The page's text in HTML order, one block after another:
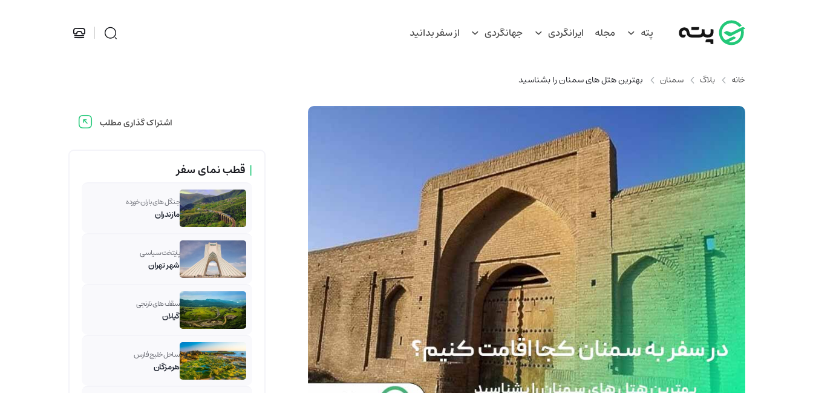
پته مجله ایرانگردی جهانگردی از سفر بدانید
خانه بلاگ سمنان بهترین هتل های سمنان را بشناسید
اشتراک گذاری مطلب
| قطب نمای سفر
جنگل های باران خورده
مازندران
پایتخت سیاسی
شهر تهران
سقف های نارنجی
گیلان
ساحل خلیج فارس
هرمزگان